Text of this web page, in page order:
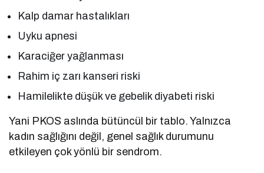
Kalp damar hastalıkları
Uyku apnesi
Karaciğer yağlanması
Rahim iç zarı kanseri riski
Hamilelikte düşük ve gebelik diyabeti riski
Yani PKOS aslında bütüncül bir tablo. Yalnızca
kadın sağlığını değil, genel sağlık durumunu
etkileyen çok yönlü bir sendrom.